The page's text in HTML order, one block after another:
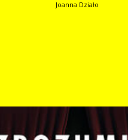
Joanna Działo